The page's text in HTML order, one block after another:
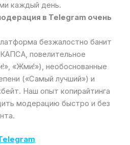
каждый день.
в Telegram очень
безжалостно банит
КАПСА, повелительное
«Жми!»), необоснованные
(«Самый лучший») и
Наш опыт копирайтинга
модерацию быстро и без